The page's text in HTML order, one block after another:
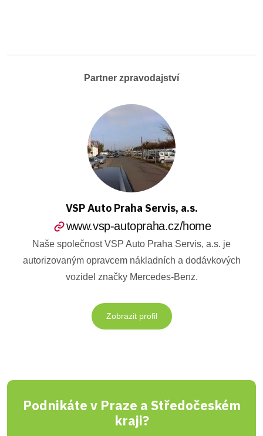
Partner zpravodajství
VSP Auto Praha Servis, a.s.
www.vsp-autopraha.cz/home
Naše společnost VSP Auto Praha Servis, a.s. je
autorizovaným opravcem nákladních a dodávkových
vozidel značky Mercedes-Benz.
Zobrazit profil
Podnikáte v Praze a Středočeském
kraji?